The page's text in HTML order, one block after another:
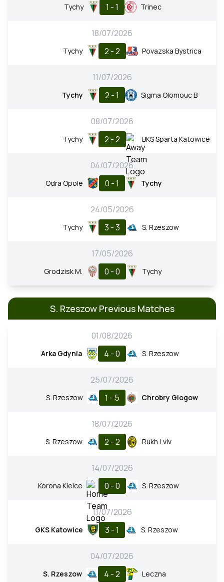
Tychy 1 - 1 Trinec
18/07/2026
Tychy 2 - 2 Povazska Bystrica
11/07/2026
Tychy 2 - 1 Sigma Olomouc B
08/07/2026
Tychy 2 - 2 BKS Sparta Katowice
04/07/2026
Odra Opole 0 - 1 Tychy
24/05/2026
Tychy 3 - 3 S. Rzeszow
17/05/2026
Grodzisk M. 0 - 0 Tychy
S. Rzeszow Previous Matches
01/08/2026
Arka Gdynia 4 - 0 S. Rzeszow
25/07/2026
S. Rzeszow 1 - 5 Chrobry Glogow
18/07/2026
S. Rzeszow 2 - 2 Rukh Lviv
14/07/2026
Korona Kielce 0 - 0 S. Rzeszow
11/07/2026
GKS Katowice 3 - 1 S. Rzeszow
04/07/2026
S. Rzeszow 4 - 2 Leczna